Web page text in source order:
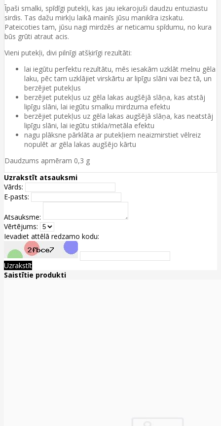
Īpaši smalki, spīdīgi putekļi, kas jau iekarojuši daudzu entuziastu
sirdis. Tas dažu mirkļu laikā mainīs jūsu manikīra izskatu.
Pateicoties tam, jūsu nagi mirdzēs ar neticamu spīdumu, no kura
būs grūti atraut acis.
Vieni putekļi, divi pilnīgi atšķirīgi rezultāti:
lai iegūtu perfektu rezultātu, mēs iesakām uzklāt melnu gēla
laku, pēc tam uzklājiet virskārtu ar lipīgu slāni vai bez tā, un
berzējiet putekļus
berzējiet putekļus uz gēla lakas augšējā slāņa, kas atstāj
lipīgu slāni, lai iegūtu smalku mirdzuma efektu
berzējiet putekļus uz gēla lakas augšējā slāņa, kas neatstāj
lipīgu slāni, lai iegūtu stikla/metāla efektu
nagu plāksne pārklāta ar putekļiem neaizmirstiet vēlreiz
nopulēt ar gēla lakas augšējo kārtu
Daudzums apmēram 0,3 g
Uzrakstīt atsauksmi
Vārds:
E-pasts:
Atsauksme:
Vērtējums:
Ievadiet attēlā redzamo kodu:
Uzrakstīt
Saistītie produkti